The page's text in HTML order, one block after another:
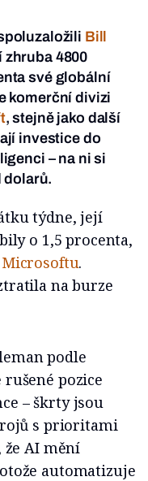
Bill
zhruba 4800
své globální
komerční divizi
, stejně jako další
investice do
– na ni si
dolarů.
týdne, její
o 1,5 procenta,
Microsoftu.
na burze
podle
pozice
– škrty jsou
s prioritami
AI mění
automatizuje